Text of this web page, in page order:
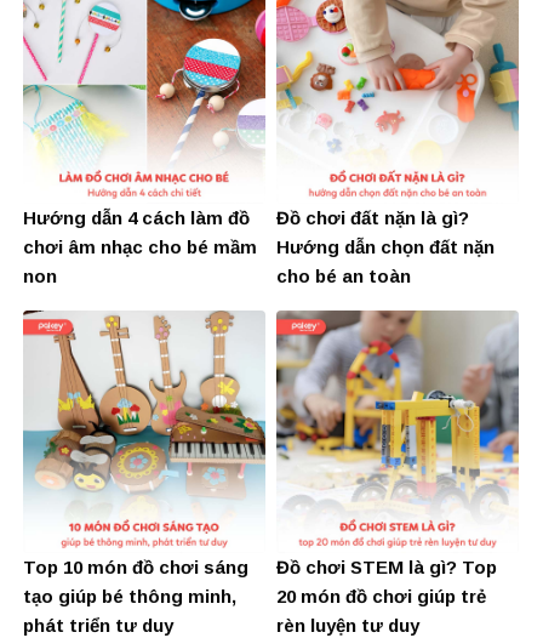
Hướng dẫn 4 cách làm đồ
chơi âm nhạc cho bé mầm
non
Đồ chơi đất nặn là gì?
Hướng dẫn chọn đất nặn
cho bé an toàn
Top 10 món đồ chơi sáng
tạo giúp bé thông minh,
phát triển tư duy
Đồ chơi STEM là gì? Top
20 món đồ chơi giúp trẻ
rèn luyện tư duy